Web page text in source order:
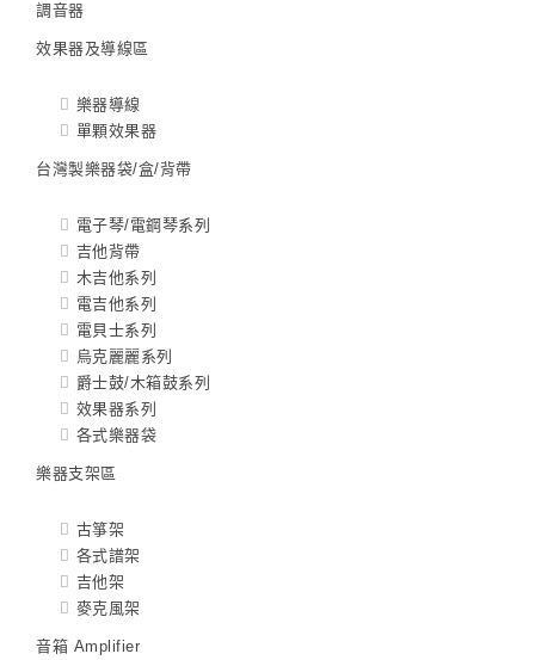
調音器
效果器及導線區
樂器導線
單顆效果器
台灣製樂器袋/盒/背帶
電子琴/電鋼琴系列
吉他背帶
木吉他系列
電吉他系列
電貝士系列
烏克麗麗系列
爵士鼓/木箱鼓系列
效果器系列
各式樂器袋
樂器支架區
古箏架
各式譜架
吉他架
麥克風架
音箱 Amplifier